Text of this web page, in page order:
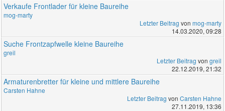
Verkaufe Frontlader für kleine Baureihe
mog-marty
Letzter Beitrag von mog-marty
14.03.2020, 09:28
Suche Frontzapfwelle kleine Baureihe
greil
Letzter Beitrag von greil
22.12.2019, 21:32
Armaturenbretter für kleine und mittlere Baureihe
Carsten Hahne
Letzter Beitrag von Carsten Hahne
27.11.2019, 13:36